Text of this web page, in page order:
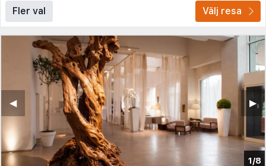
Fler val Välj resa
1/8
▶︎
◀︎